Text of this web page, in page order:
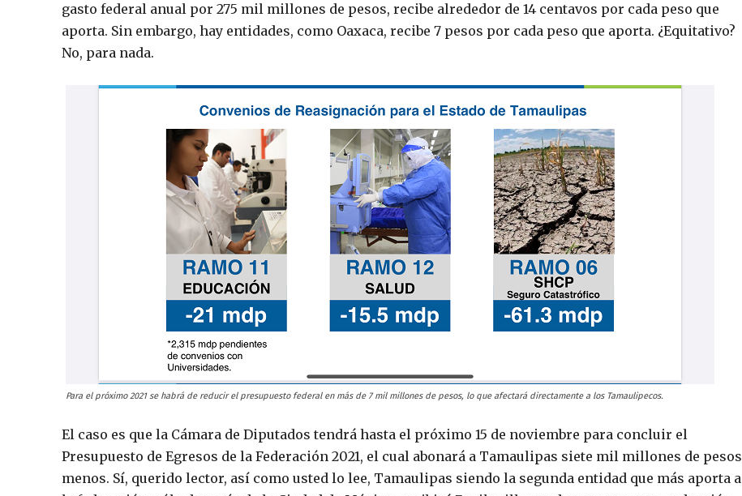
gasto federal anual por 275 mil millones de pesos, recibe alrededor de 14 centavos por cada peso que
aporta. Sin embargo, hay entidades, como Oaxaca, recibe 7 pesos por cada peso que aporta. ¿Equitativo?
No, para nada.
Para el próximo 2021 se habrá de reducir el presupuesto federal en más de 7 mil millones de pesos, lo que afectará directamente a los Tamaulipecos.
El caso es que la Cámara de Diputados tendrá hasta el próximo 15 de noviembre para concluir el
Presupuesto de Egresos de la Federación 2021, el cual abonará a Tamaulipas siete mil millones de pesos
menos. Sí, querido lector, así como usted lo lee, Tamaulipas siendo la segunda entidad que más aporta a